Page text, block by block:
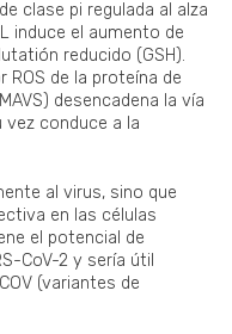
clase pi regulada al alza
induce el aumento de
reducido (GSH).
de la proteína de
desencadena la vía
vez conduce a la
al virus, sino que
en las células
el potencial de
CoV-2 y sería útil
(variantes de